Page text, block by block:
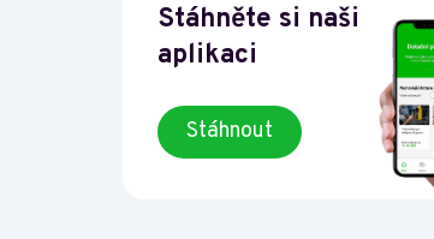
Stáhněte si naši
aplikaci
Stáhnout